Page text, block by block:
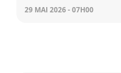
29 MAI 2026 - 07H00